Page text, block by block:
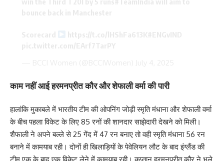
काम नहीं आई हरमनप्रीत कौर और शेफाली वर्मा की पारी
हालांकि मुकाबले में भारतीय टीम की ओपनिंग जोड़ी स्मृति मंधाना और शेफाली वर्मा
के बीच पहला विकेट के लिए 85 रनों की शानदार साझेदारी देखने को मिली।
शैफाली ने अपने बल्ले से 25 गेंद में 47 रन बनाए तो वही स्मृति मंधाना 56 रन
बनाने में कामयाब रही। दोनों ही खिलाड़ियों के पेवेलियन लौट के बाद इंग्लैंड की